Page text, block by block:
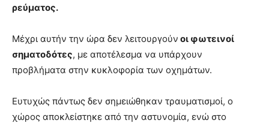
show.desi
lyons
teaches
you
meaning
of
pain.
ρεύματος.
Μέχρι αυτήν την ώρα δεν λειτουργούν οι φωτεινοί
σηματοδότες, με αποτέλεσμα να υπάρχουν
προβλήματα στην κυκλοφορία των οχημάτων.
Ευτυχώς πάντως δεν σημειώθηκαν τραυματισμοί, ο
χώρος αποκλείστηκε από την αστυνομία, ενώ στο